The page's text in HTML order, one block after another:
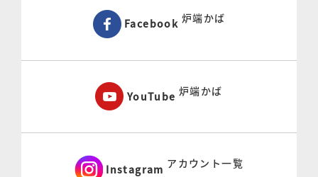
Facebook 炉端かば
YouTube 炉端かば
Instagram アカウント一覧